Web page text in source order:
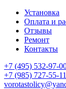
Установка
Оплата и
Отзывы
Ремонт
Контакты
+7 (495) 532-97-
+7 (985) 727-55-11